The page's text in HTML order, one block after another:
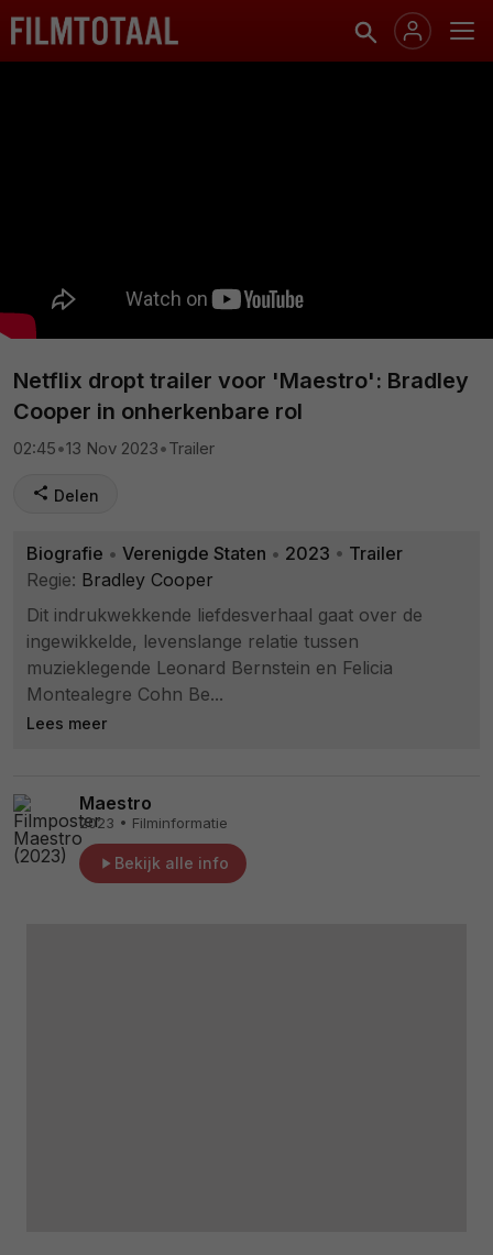
Netflix dropt trailer voor 'Maestro': Bradley
Cooper in onherkenbare rol
02:45•13 Nov 2023•Trailer
Delen
Biografie • Verenigde Staten • 2023 • Trailer
Regie: Bradley Cooper
Dit indrukwekkende liefdesverhaal gaat over de
ingewikkelde, levenslange relatie tussen
muzieklegende Leonard Bernstein en Felicia
Montealegre Cohn Be...
Lees meer
Maestro
2023 • Filminformatie
Bekijk alle info